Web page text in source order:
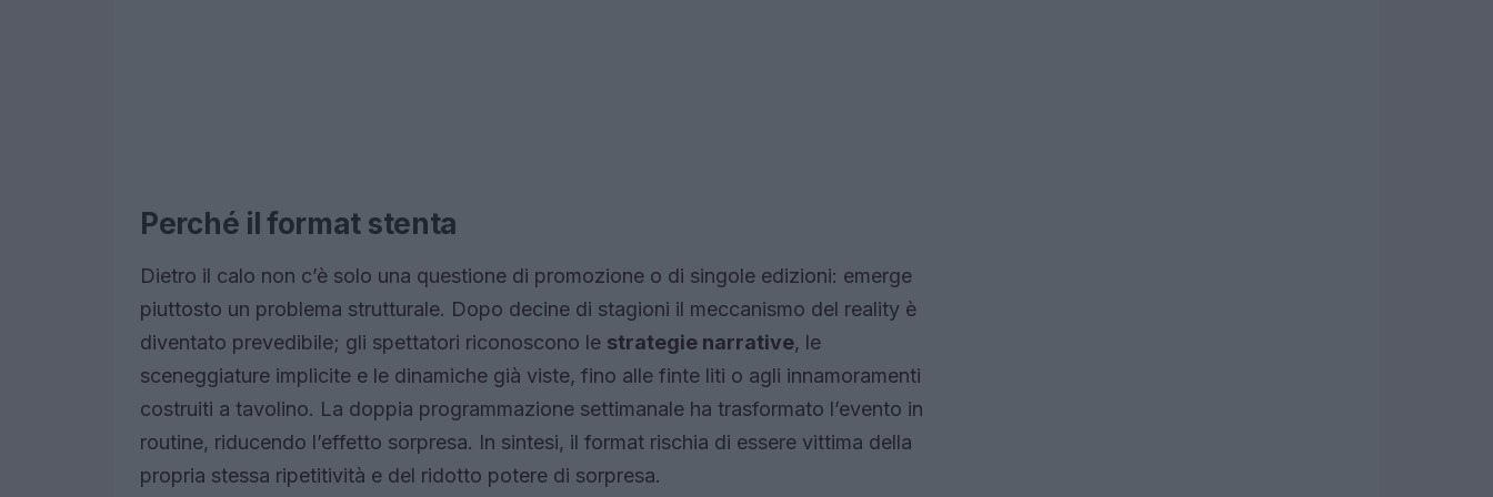
Perché il format stenta
Dietro il calo non c’è solo una questione di promozione o di singole edizioni: emerge
piuttosto un problema strutturale. Dopo decine di stagioni il meccanismo del reality è
diventato prevedibile; gli spettatori riconoscono le strategie narrative, le
sceneggiature implicite e le dinamiche già viste, fino alle finte liti o agli innamoramenti
costruiti a tavolino. La doppia programmazione settimanale ha trasformato l’evento in
routine, riducendo l’effetto sorpresa. In sintesi, il format rischia di essere vittima della
propria stessa ripetitività e del ridotto potere di sorpresa.